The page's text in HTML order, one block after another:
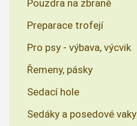
Pouzdra na zbraně
Preparace trofejí
Pro psy - výbava, výcvik
Řemeny, pásky
Sedací hole
Sedáky a posedové vaky